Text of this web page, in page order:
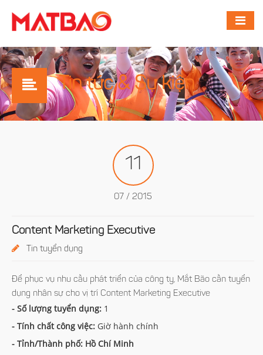
Tin tức & Sự kiện
11
07 / 2015
Content Marketing Executive
Tin tuyển dụng
Để phục vụ nhu cầu phát triển của công ty, Mắt Bão cần tuyển
dụng nhân sự cho vị trí Content Marketing Executive
- Số lượng tuyển dụng: 1
- Tính chất công việc: Giờ hành chính
- Tỉnh/Thành phố: Hồ Chí Minh